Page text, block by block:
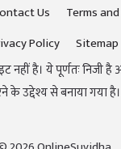
Us
Terms
Policy
Sitemap
नहीं है। ये पूर्णतः निजी
के उद्देश्य से बनाया गया है।